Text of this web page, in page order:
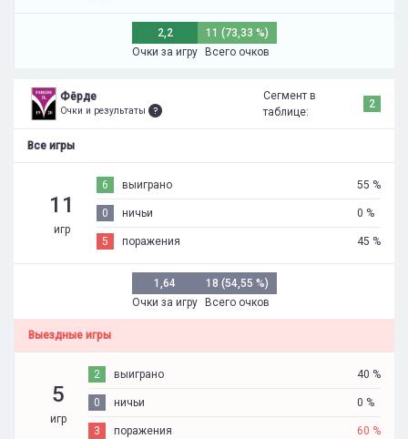
2,2
Очки за игру
11 (73,33 %)
Всего очков
Фёрде
Очки и результаты
Сегмент в
таблице:
2
Все игры
11
игр
6 выиграно 55 %
0 ничьи 0 %
5 поражения 45 %
1,64
Очки за игру
18 (54,55 %)
Всего очков
Выездные игры
5
игр
2 выиграно 40 %
0 ничьи 0 %
3 поражения 60 %